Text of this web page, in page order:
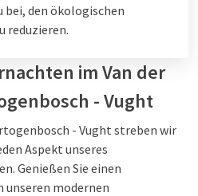
bei, den ökologischen
reduzieren.
im Van der
- Vught
- Vught streben wir
Aspekt unseres
Genießen Sie einen
modernen